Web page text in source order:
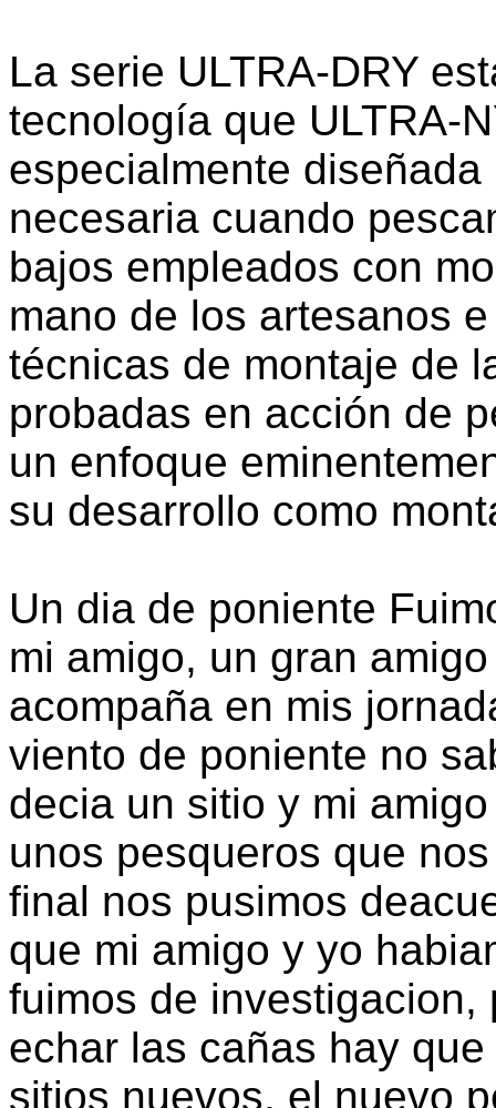
La serie ULTRA-DRY
tecnología que ULTRA-
especialmente
necesaria cuando
bajos empleados con
mano de los artesanos
técnicas de montaje de
probadas en acción de
un enfoque
su desarrollo como
Un dia de poniente
mi amigo, un gran
acompaña en mis
viento de poniente no
decia un sitio y mi
unos pesqueros que
final nos pusimos
que mi amigo y yo
fuimos de
echar las cañas hay
sitios nuevos. el nuevo